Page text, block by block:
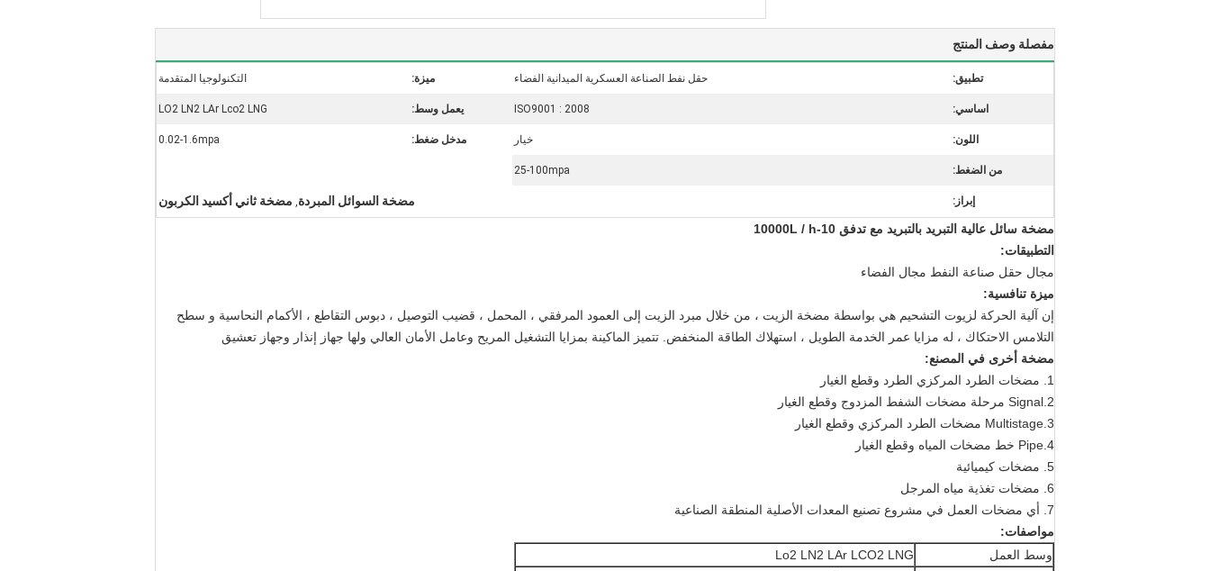
مفصلة وصف المنتج
تطبيق: حقل نفط الصناعة العسكرية الميدانية الفضاء ميزة: التكنولوجيا المتقدمة
اساسي: ISO9001 : 2008 يعمل وسط: LO2 LN2 LAr Lco2 LNG
اللون: خيار مدخل ضغط: 0.02-1.6mpa
من الضغط: 25-100mpa
إبراز: مضخة السوائل المبردة, مضخة ثاني أكسيد الكربون
مضخة سائل عالية التبريد بالتبريد مع تدفق 10-10000L / h
التطبيقات:
مجال حقل صناعة النفط مجال الفضاء
ميزة تنافسية:
إن آلية الحركة لزيوت التشحيم هي بواسطة مضخة الزيت ، من خلال مبرد الزيت إلى العمود المرفقي ، المحمل ، قضيب التوصيل ، دبوس التقاطع ، الأكمام النحاسية و سطح
التلامس الاحتكاك ، له مزايا عمر الخدمة الطويل ، استهلاك الطاقة المنخفض. تتميز الماكينة بمزايا التشغيل المريح وعامل الأمان العالي ولها جهاز إنذار وجهاز تعشيق
مضخة أخرى في المصنع:
1. مضخات الطرد المركزي الطرد وقطع الغيار
2.Signal مرحلة مضخات الشفط المزدوج وقطع الغيار
3.Multistage مضخات الطرد المركزي وقطع الغيار
4.Pipe خط مضخات المياه وقطع الغيار
5. مضخات كيميائية
6. مضخات تغذية مياه المرجل
7. أي مضخات العمل في مشروع تصنيع المعدات الأصلية المنطقة الصناعية
مواصفات:
وسط العمل
Lo2 LN2 LAr LCO2 LNG